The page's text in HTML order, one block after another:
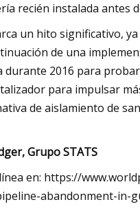
recién instalada antes
un hito significativo,
de una
durante 2016 para
para impulsar
de aislamiento de
Grupo STATS
en: https://
abandonment-in-